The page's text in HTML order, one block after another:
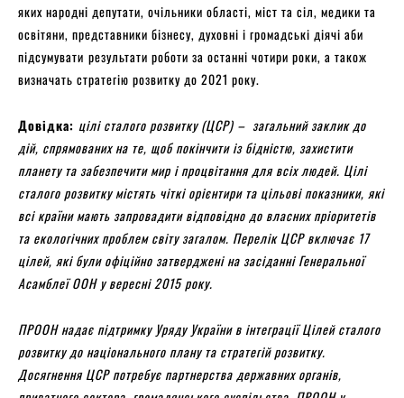
яких народні депутати, очільники області, міст та сіл, медики та
освітяни, представники бізнесу, духовні і громадські діячі аби
підсумувати результати роботи за останні чотири роки, а також
визначать стратегію розвитку до 2021 року.
Довідка: цілі сталого розвитку (ЦСР) – загальний заклик до
дій, спрямованих на те, щоб покінчити із бідністю, захистити
планету та забезпечити мир і процвітання для всіх людей. Цілі
сталого розвитку містять чіткі орієнтири та цільові показники, які
всі країни мають запровадити відповідно до власних пріоритетів
та екологічних проблем світу загалом. Перелік ЦСР включає 17
цілей, які були офіційно затверджені на засіданні Генеральної
Асамблеї ООН у вересні 2015 року.
ПРООН надає підтримку Уряду України в інтеграції Цілей сталого
розвитку до національного плану та стратегій розвитку.
Досягнення ЦСР потребує партнерства державних органів,